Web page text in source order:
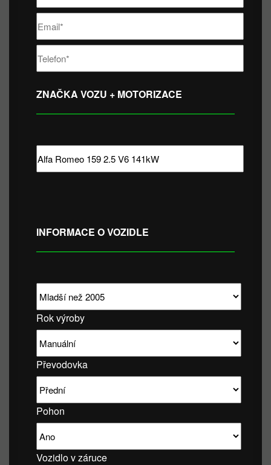
ZNAČKA VOZU + MOTORIZACE
INFORMACE O VOZIDLE
Rok výroby
Převodovka
Pohon
Vozidlo v záruce